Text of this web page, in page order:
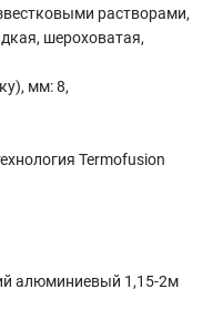
растворами,
шероховатая,
мм: 8,
Termofusion
алюминиевый 1,15-2м